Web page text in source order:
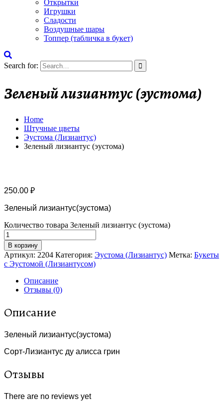
Открытки
Игрушки
Сладости
Воздушные шары
Топпер (табличка в букет)
Search for:
Зеленый лизиантус (эустома)
Home
Штучные цветы
Эустома (Лизиантус)
Зеленый лизиантус (эустома)
250.00 ₽
Зеленый лизиантус(эустома)
Количество товара Зеленый лизиантус (эустома)
В корзину
Артикул: 2204 Категория: Эустома (Лизиантус) Метка: Букеты
с Эустомой (Лизиантусом)
Описание
Отзывы (0)
Описание
Зеленый лизиантус(эустома)
Сорт-Лизиантус ду алисса грин
Отзывы
There are no reviews yet